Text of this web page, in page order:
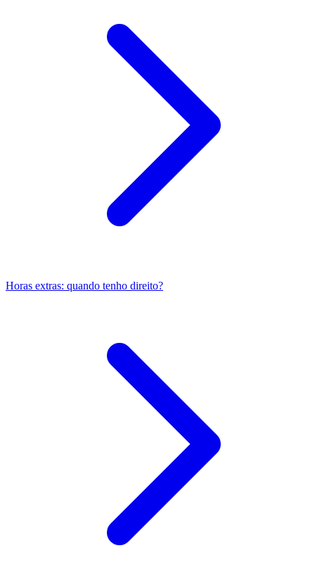
Horas extras: quando tenho direito?